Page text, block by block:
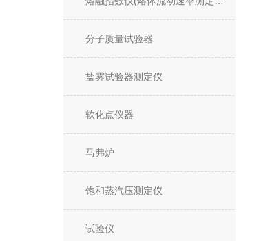
分子质量试验器
盐雾试验器测定仪
软化点仪器
马弗炉
饱和蒸汽压测定仪
试验仪